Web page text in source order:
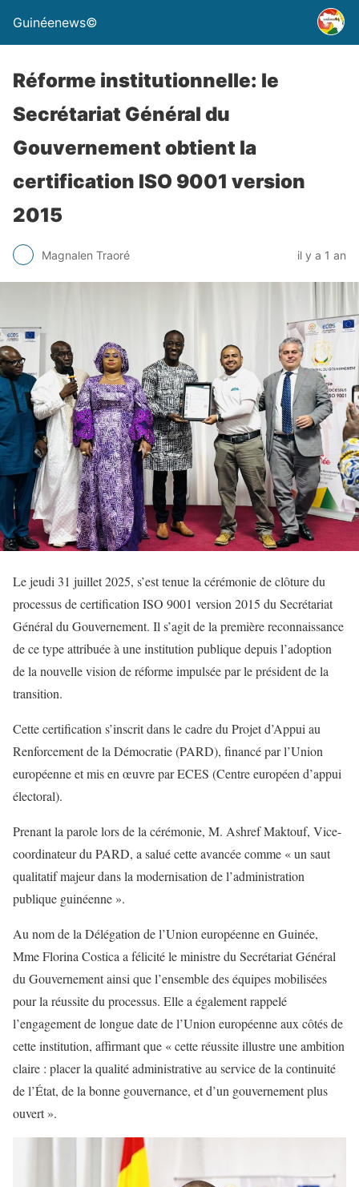
Guinéenews©
Réforme institutionnelle: le
Secrétariat Général du
Gouvernement obtient la
certification ISO 9001 version
2015
Magnalen Traoré il y a 1 an
Le jeudi 31 juillet 2025, s’est tenue la cérémonie de clôture du
processus de certification ISO 9001 version 2015 du Secrétariat
Général du Gouvernement. Il s’agit de la première reconnaissance
de ce type attribuée à une institution publique depuis l’adoption
de la nouvelle vision de réforme impulsée par le président de la
transition.
Cette certification s’inscrit dans le cadre du Projet d’Appui au
Renforcement de la Démocratie (PARD), financé par l’Union
européenne et mis en œuvre par ECES (Centre européen d’appui
électoral).
Prenant la parole lors de la cérémonie, M. Ashref Maktouf, Vice-
coordinateur du PARD, a salué cette avancée comme « un saut
qualitatif majeur dans la modernisation de l’administration
publique guinéenne ».
Au nom de la Délégation de l’Union européenne en Guinée,
Mme Florina Costica a félicité le ministre du Secrétariat Général
du Gouvernement ainsi que l’ensemble des équipes mobilisées
pour la réussite du processus. Elle a également rappelé
l’engagement de longue date de l’Union européenne aux côtés de
cette institution, affirmant que « cette réussite illustre une ambition
claire : placer la qualité administrative au service de la continuité
de l’État, de la bonne gouvernance, et d’un gouvernement plus
ouvert ».